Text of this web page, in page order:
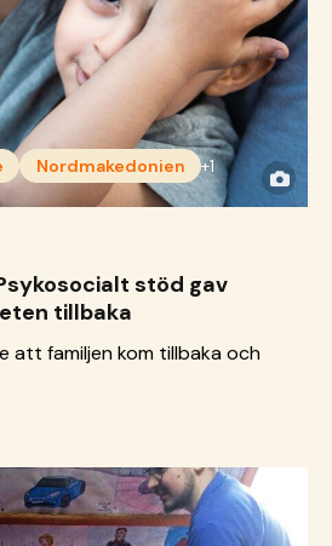
Nordmakedonien +1
stöd gav
tillbaka
att familjen kom tillbaka och